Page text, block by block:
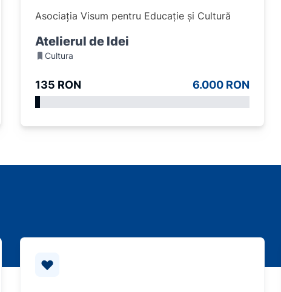
Asociația Visum pentru Educație și Cultură
Atelierul de Idei
Cultura
135 RON 6.000 RON